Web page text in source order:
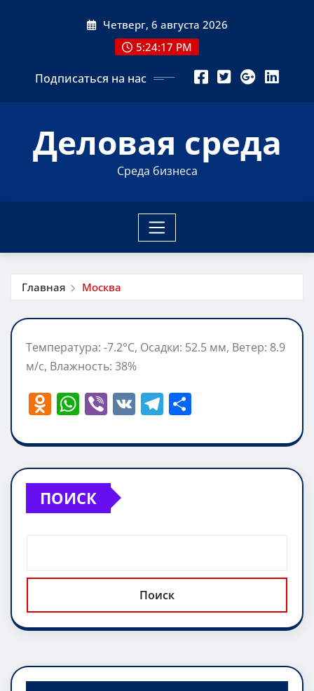
Четверг, 6 августа 2026
5:24:18 PM
Подписаться на нас
Деловая среда
Среда бизнеса
Главная Москва
Температура: -7.2°C, Осадки: 52.5 мм, Ветер: 8.9
м/с, Влажность: 38%
O
n
o
kl
a
ki
W
at
s
A
p
Vi
er
V T
e
gr
п
р
ь
ПОИСК
Поиск